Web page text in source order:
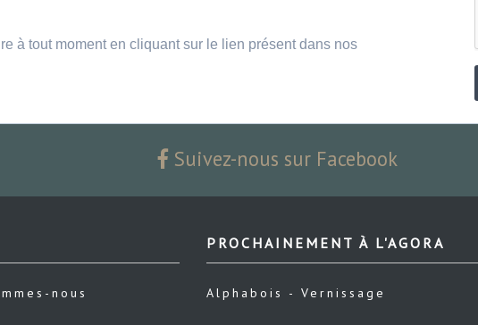
à tout moment en cliquant sur le lien présent dans nos
Suivez-nous sur Facebook
nous
PROCHAINEMENT À L'AGORA
Alphabois - Vernissage